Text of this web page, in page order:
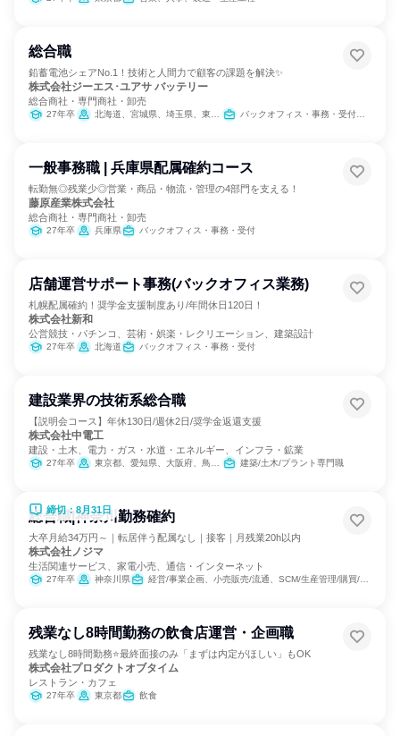
総合職
鉛蓄電池シェアNo.1！技術と人間力で顧客の課題を解決✨
株式会社ジーエス･ユアサ バッテリー
総合商社・専門商社・卸売
27年卒 北海道、宮城県、埼玉県、東京都、愛知県、京都府、兵庫県、福岡県 バックオフィス・事務・受付、営業、人事、総務、IT、組織運営管理・公務員・事務系職種
一般事務職 | 兵庫県配属確約コース
転勤無◎残業少◎営業・商品・物流・管理の4部門を支える！
藤原産業株式会社
総合商社・専門商社・卸売
27年卒 兵庫県 バックオフィス・事務・受付
店舗運営サポート事務(バックオフィス業務)
札幌配属確約！奨学金支援制度あり/年間休日120日！
株式会社新和
公営競技・パチンコ、芸術・娯楽・レクリエーション、建築設計
27年卒 北海道 バックオフィス・事務・受付
建設業界の技術系総合職
【説明会コース】年休130日/週休2日/奨学金返還支援
株式会社中電工
建設・土木、電力・ガス・水道・エネルギー、インフラ・鉱業
27年卒 東京都、愛知県、大阪府、鳥取県、島根県、岡山県、広島県、山口県、福岡県、沖縄県 建築/土木/プラント専門職
締切：8月31日
総合職|神奈川勤務確約
大卒月給34万円～｜転居伴う配属なし｜接客｜月残業20h以内
株式会社ノジマ
生活関連サービス、家電小売、通信・インターネット
27年卒 神奈川県 経営/事業企画、小売販売/流通、SCM/生産管理/購買/物流
残業なし8時間勤務の飲食店運営・企画職
残業なし8時間勤務⭐最終面接のみ「まずは内定がほしい」もOK
株式会社プロダクトオブタイム
レストラン・カフェ
27年卒 東京都 飲食